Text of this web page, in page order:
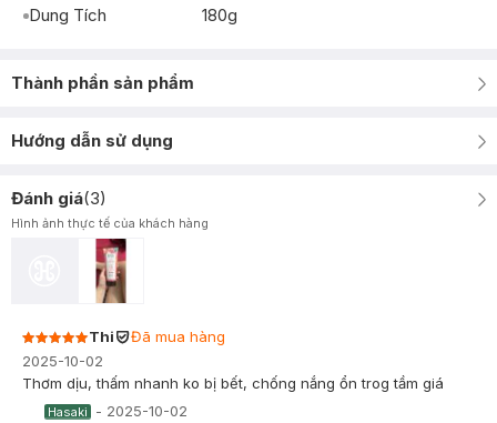
Dung Tích
180g
Thành phần sản phẩm
Hướng dẫn sử dụng
Đánh giá(3)
Hình ảnh thực tế của khách hàng
Thi
Đã mua hàng
2025-10-02
Thơm dịu, thấm nhanh ko bị bết, chống nắng ổn trog tầm giá
Hasaki - 2025-10-02